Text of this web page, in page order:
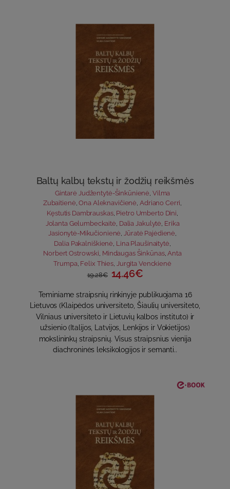
Baltų kalbų tekstų ir žodžių reikšmės
Gintarė Judžentytė-Šinkūnienė ,Vilma
Zubaitienė,Ona Aleknavičienė,Adriano Cerri,
Kęstutis Dambrauskas, Pietro Umberto Dini
Jolanta Gelumbeckaitė Dalia Jakulytė Erika
Jasionytė-Mikučionienė,Jūratė Pajėdienė,
Dalia Pakalniškienė Lina Plaušinaitytė
Norbert Ostrowski, Mindaugas Šinkūnas,Anta
Trumpa Felix Thies Jurgita Venckienė
19.28€ 14.46€
Teminiame straipsnių rinkinyje publikuojama 16
Lietuvos (Klaipėdos universiteto, Šiaulių universiteto,
Vilniaus universiteto ir Lietuvių kalbos instituto) ir
užsienio (Italijos, Latvijos, Lenkijos ir Vokietijos)
mokslininkų straipsnių. Visus straipsnius vienija
diachroninės leksikologijos ir semanti..